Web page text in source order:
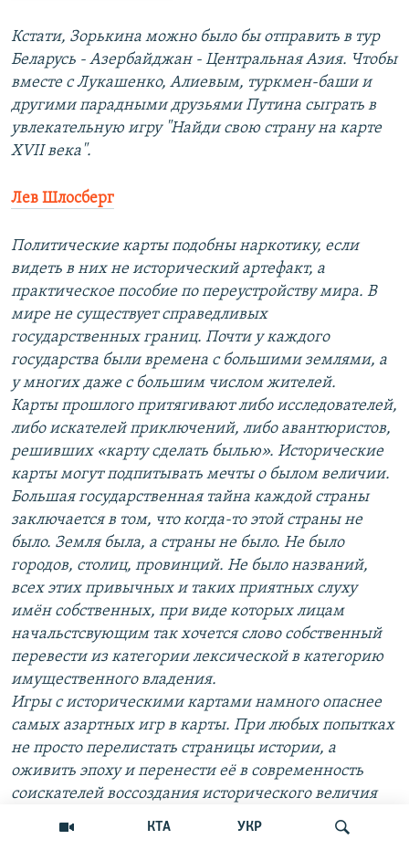
КТА УКР
Кстати, Зорькина можно было бы отправить в тур
Беларусь - Азербайджан - Центральная Азия. Чтобы
вместе с Лукашенко, Алиевым, туркмен-баши и
другими парадными друзьями Путина сыграть в
увлекательную игру "Найди свою страну на карте
XVII века".
Лев Шлосберг
Политические карты подобны наркотику, если
видеть в них не исторический артефакт, а
практическое пособие по переустройству мира. В
мире не существует справедливых
государственных границ. Почти у каждого
государства были времена с большими землями, а
у многих даже с большим числом жителей.
Карты прошлого притягивают либо исследователей,
либо искателей приключений, либо авантюристов,
решивших «карту сделать былью». Исторические
карты могут подпитывать мечты о былом величии.
Большая государственная тайна каждой страны
заключается в том, что когда-то этой страны не
было. Земля была, а страны не было. Не было
городов, столиц, провинций. Не было названий,
всех этих привычных и таких приятных слуху
имён собственных, при виде которых лицам
начальстсвующим так хочется слово собственный
перевести из категории лексической в категорию
имущественного владения.
Игры с историческими картами намного опаснее
самых азартных игр в карты. При любых попытках
не просто перелистать страницы истории, а
оживить эпоху и перенести её в современность
соискателей воссоздания исторического величия
ждут неприятные открытия.
[...]
Не будите исторические карты, оживут – мало не